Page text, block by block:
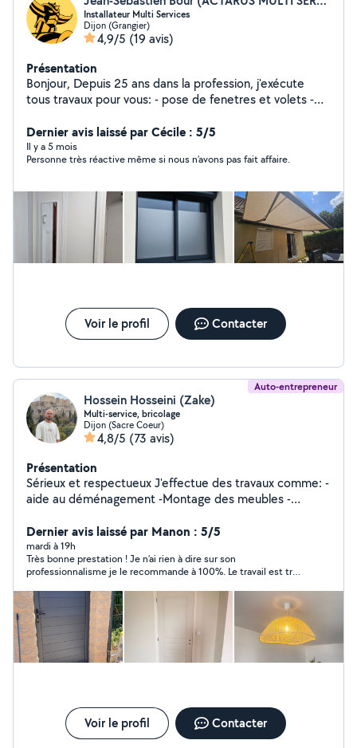
Installateur Multi Services
Dijon (Grangier)
4,9/5 (19 avis)
Présentation
Bonjour, Depuis 25 ans dans la profession, j'exécute
tous travaux pour vous: - pose de fenetres et volets -
diverses : volets roulants, serrures, placards - service de
Dépannage - motorisation portails ou porte de garage -
pose de parquet, revêtement de sol - tous types de
meubles Instagram : @actarus.21 On dit de moi que je
suis fiable, professionnel, ponctuel et sérieux A votre
Service
Dernier avis laissé par Cécile : 5/5
Il y a 5 mois
Personne très réactive même si nous n’avons pas fait affaire.
Voir le profil Contacter
Auto-entrepreneur
Hossein Hosseini (Zake)
Multi-service, bricolage
Dijon (Sacre Coeur)
4,8/5 (73 avis)
Présentation
Sérieux et respectueux J'effectue des travaux comme: -
aide au déménagement -Montage des meubles -
bain -Divers bricolage
Dernier avis laissé par Manon : 5/5
mardi à 19h
Très bonne prestation ! Je n’ai rien à dire sur son
professionnalisme je le recommande à 100%. Le travail est très
faire confiance.
Voir le profil Contacter